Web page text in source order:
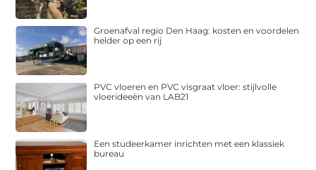
Groenafval regio Den Haag: kosten en voordelen
helder op een rij
PVC vloeren en PVC visgraat vloer: stijlvolle
vloerideeën van LAB21
Een studeerkamer inrichten met een klassiek
bureau